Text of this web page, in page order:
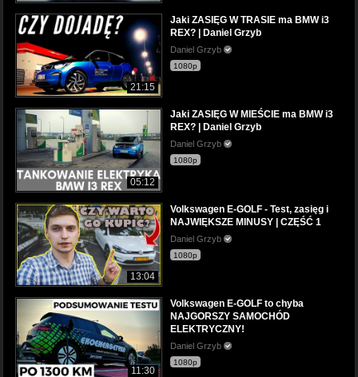
21:15
Jaki ZASIĘG W TRASIE ma BMW i3
REX? | Daniel Grzyb
Daniel Grzyb
1080p
05:12
Jaki ZASIĘG W MIEŚCIE ma BMW i3
REX? | Daniel Grzyb
Daniel Grzyb
1080p
13:04
Volkswagen E-GOLF - Test, zasięg i
NAJWIĘKSZE MINUSY | CZĘŚĆ 1
Daniel Grzyb
1080p
11:30
Volkswagen E-GOLF to chyba
NAJGORSZY SAMOCHÓD
ELEKTRYCZNY!
Daniel Grzyb
1080p